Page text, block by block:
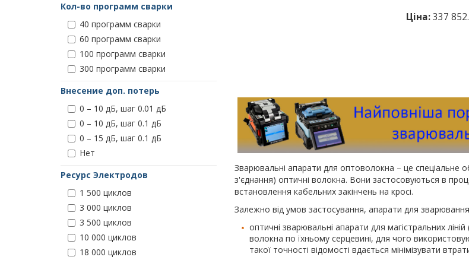
Кол-во программ сварки
40 программ сварки
60 программ сварки
100 программ сварки
300 программ сварки
Внесение доп. потерь
0 – 10 дБ, шаг 0.01 дБ
0 – 10 дБ, шаг 0.1 дБ
0 – 15 дБ, шаг 0.1 дБ
Нет
Ресурс Электродов
1 500 циклов
3 000 циклов
3 500 циклов
10 000 циклов
18 000 циклов
Ціна: 337
Зварювальні апарати для оптоволокна – це
з'єднання) оптичні волокна. Вони застосовуються в
встановлення кабельних закінчень на кросі.
Залежно від умов застосування, апарати для
оптичні зварювальні апарати для магістральних
волокна по їхньому серцевині, для чого
такої точності відомості вдається мінімізувати